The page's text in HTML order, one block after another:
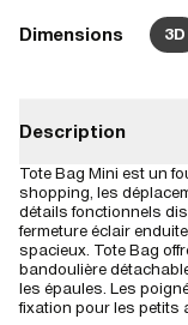
Dimensions 3D
Description
Tote Bag Mini est un
shopping, les
détails fonctionnels
fermeture éclair
spacieux. Tote Bag
bandoulière
les épaules. Les
fixation pour les petits